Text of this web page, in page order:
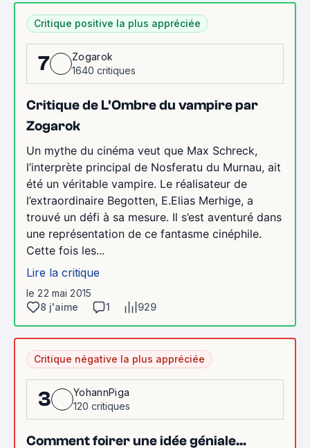
Critique positive la plus appréciée
7
Zogarok
1640 critiques
Critique de L'Ombre du vampire par
Zogarok
Un mythe du cinéma veut que Max Schreck,
l’interprète principal de Nosferatu du Murnau, ait
été un véritable vampire. Le réalisateur de
l’extraordinaire Begotten, E.Elias Merhige, a
trouvé un défi à sa mesure. Il s’est aventuré dans
une représentation de ce fantasme cinéphile.
Cette fois les...
Lire la critique
le 22 mai 2015
8 j'aime
1 929
Critique négative la plus appréciée
3
YohannPiga
120 critiques
Comment foirer une idée géniale...